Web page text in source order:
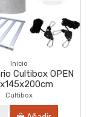
Inicio
Cultibox OPEN
Cultibox